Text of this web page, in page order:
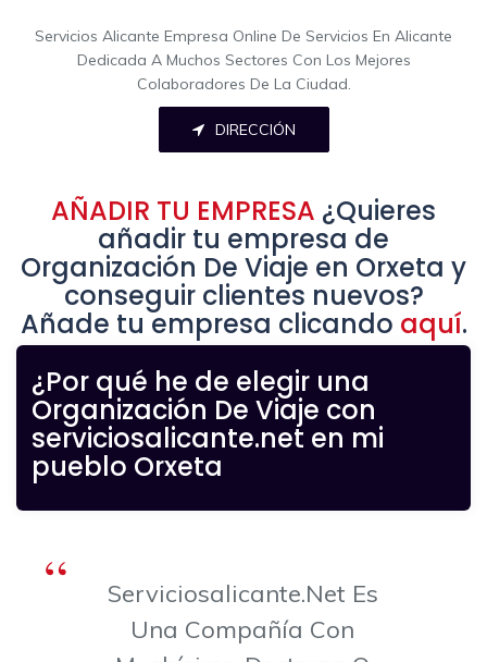
Servicios Alicante Empresa Online De Servicios En Alicante
Dedicada A Muchos Sectores Con Los Mejores
Colaboradores De La Ciudad.
DIRECCIÓN
AÑADIR TU EMPRESA ¿Quieres
añadir tu empresa de
Organización De Viaje en Orxeta y
conseguir clientes nuevos?
Añade tu empresa clicando aquí.
¿Por qué he de elegir una
Organización De Viaje con
serviciosalicante.net en mi
pueblo Orxeta
Serviciosalicante.net Es
Una Compañía Con